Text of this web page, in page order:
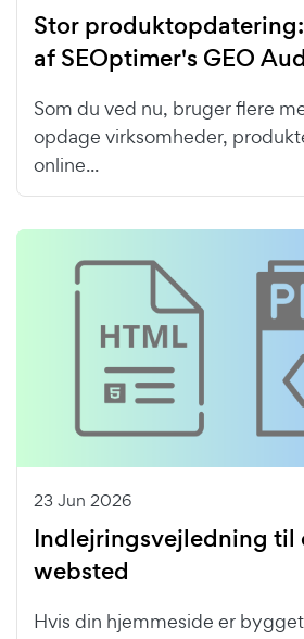
Stor
af SEOptimer's GEO
Som du ved nu, bruger flere
opdage virksomheder,
online...
23 Jun 2026
Indlejringsvejledning til
websted
Hvis din hjemmeside er